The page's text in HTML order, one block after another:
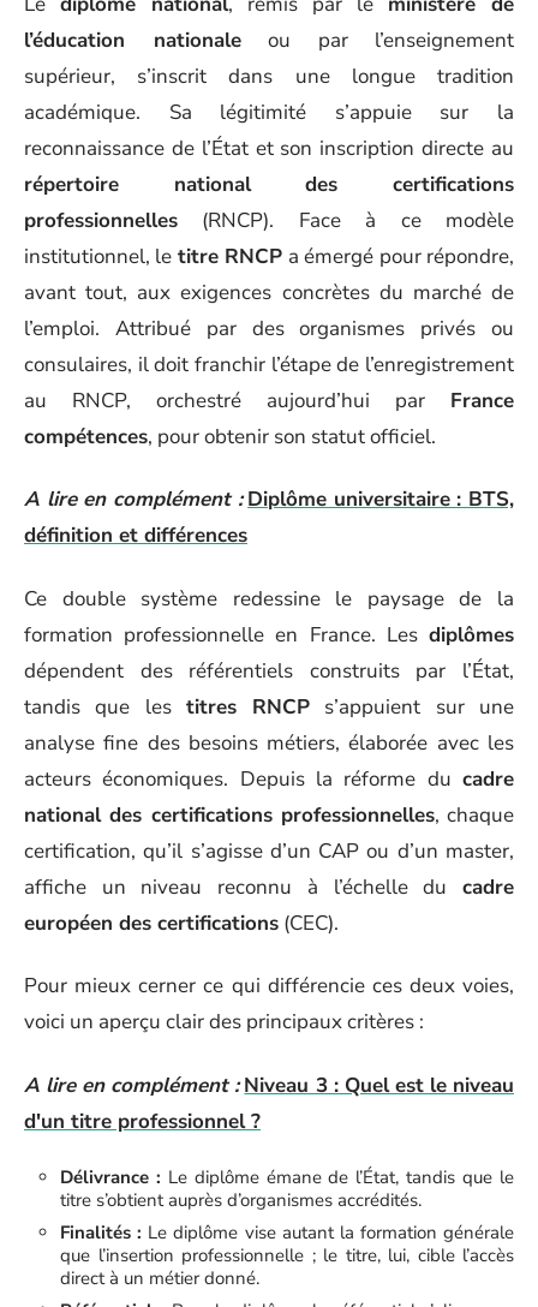
l’éducation nationaleou par l’enseignement
supérieur, s’inscrit dans une longue tradition
académique. Sa légitimité s’appuie sur la
reconnaissance de l’État et son inscription directe au
répertoire national des certifications
professionnelles (RNCP). Face à ce modèle
institutionnel, le titre RNCP a émergé pour répondre,
avant tout, aux exigences concrètes du marché de
l’emploi. Attribué par des organismes privés ou
consulaires, il doit franchir l’étape de l’enregistrement
au RNCP, orchestré aujourd’hui par France
compétences, pour obtenir son statut officiel.
A lire en complément : Diplôme universitaire : BTS,
définition et différences
Ce double système redessine le paysage de la
formation professionnelle en France. Les diplômes
dépendent des référentiels construits par l’État,
tandis que les titres RNCP s’appuient sur une
analyse fine des besoins métiers, élaborée avec les
acteurs économiques. Depuis la réforme du cadre
national des certifications professionnelles, chaque
certification, qu’il s’agisse d’un CAP ou d’un master,
affiche un niveau reconnu à l’échelle du cadre
européen des certifications (CEC).
Pour mieux cerner ce qui différencie ces deux voies,
voici un aperçu clair des principaux critères :
A lire en complément : Niveau 3 : Quel est le niveau
d'un titre professionnel ?
Délivrance : Le diplôme émane de l’État, tandis que le
titre s’obtient auprès d’organismes accrédités.
Finalités : Le diplôme vise autant la formation générale
que l’insertion professionnelle ; le titre, lui, cible l’accès
direct à un métier donné.